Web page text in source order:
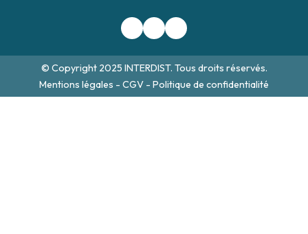
© Copyright 2025 INTERDIST. Tous droits réservés.
Mentions légales - CGV - Politique de confidentialité